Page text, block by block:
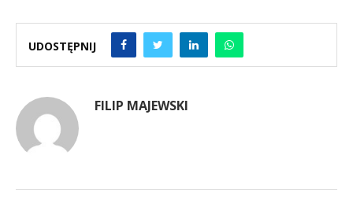
UDOSTĘPNIJ
FILIP MAJEWSKI